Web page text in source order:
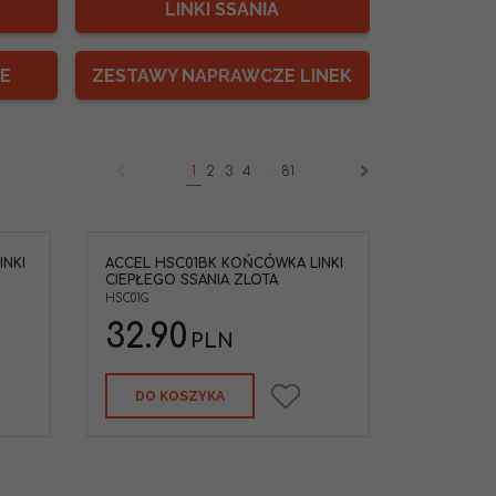
LINKI SSANIA
ZESTAWY NAPRAWCZE LINEK
1 2 3 4 81
linki
450
ACCEL HSC01BK KOŃCÓWKA LINKI
CIEPŁEGO SSANIA ZLOTA
HSC01G
32.90 PLN
DO KOSZYKA